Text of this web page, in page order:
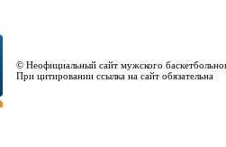
© Неофициальный сайт мужского
При цитировании ссылка на сайт обязательна